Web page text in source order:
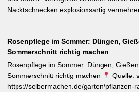
waldbeererinnerndes Aroma überzeugt
bayerische Gärtnereien erhältlich. Wer auf
Pflanzen setzen möchte, liegt mit diesen
und Nutzgarten genau richtig.
Nacktschnecken explosionsartig
hier. Weiterlesen bei MDR-Garten
Rosenpflege im Sommer: Düngen,
Sommerschnitt richtig machen
Rosenpflege im Sommer: Düngen,
Sommerschnitt richtig machen
Quelle:
https://selbermachen.de/garten/pflanzen-